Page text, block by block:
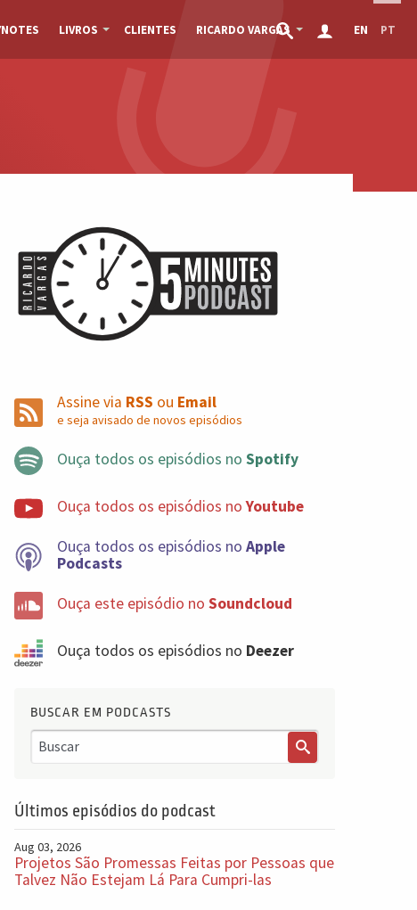
LIVROS CLIENTES RICARDO VARGAS EN PT
Assine via RSS ou Email
e seja avisado de novos episódios
Ouça todos os episódios no Spotify
Ouça todos os episódios noYoutube
Ouça todos os episódios no Apple
Podcasts
Ouça este episódio no Soundcloud
Ouça todos os episódios no Deezer
BUSCAR EM PODCASTS
Últimos episódios do podcast
Aug 03, 2026
Projetos São Promessas Feitas por Pessoas que
Talvez Não Estejam Lá Para Cumpri-las